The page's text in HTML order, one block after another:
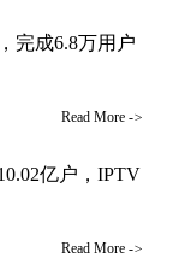
完成6.8万用户
Read More ->
亿户，IPTV
Read More ->